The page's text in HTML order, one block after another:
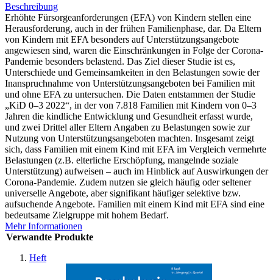
Beschreibung
Erhöhte Fürsorgeanforderungen (EFA) von Kindern stellen eine
Herausforderung, auch in der frühen Familienphase, dar. Da Eltern
von Kindern mit EFA besonders auf Unterstützungsangebote
angewiesen sind, waren die Einschränkungen in Folge der Corona-
Pandemie besonders belastend. Das Ziel dieser Studie ist es,
Unterschiede und Gemeinsamkeiten in den Belastungen sowie der
Inanspruchnahme von Unterstützungsangeboten bei Familien mit
und ohne EFA zu untersuchen. Die Daten entstammen der Studie
„KiD 0–3 2022“, in der von 7.818 Familien mit Kindern von 0–3
Jahren die kindliche Entwicklung und Gesundheit erfasst wurde,
und zwei Drittel aller Eltern Angaben zu Belastungen sowie zur
Nutzung von Unterstützungsangeboten machten. Insgesamt zeigt
sich, dass Familien mit einem Kind mit EFA im Vergleich vermehrte
Belastungen (z.B. elterliche Erschöpfung, mangelnde soziale
Unterstützung) aufweisen – auch im Hinblick auf Auswirkungen der
Corona-Pandemie. Zudem nutzen sie gleich häufig oder seltener
universelle Angebote, aber signifikant häufiger selektive bzw.
aufsuchende Angebote. Familien mit einem Kind mit EFA sind eine
bedeutsame Zielgruppe mit hohem Bedarf.
Mehr Informationen
Verwandte Produkte
Heft